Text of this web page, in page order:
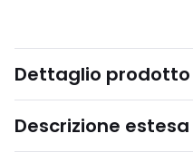
Dettaglio prodotto
Descrizione estesa